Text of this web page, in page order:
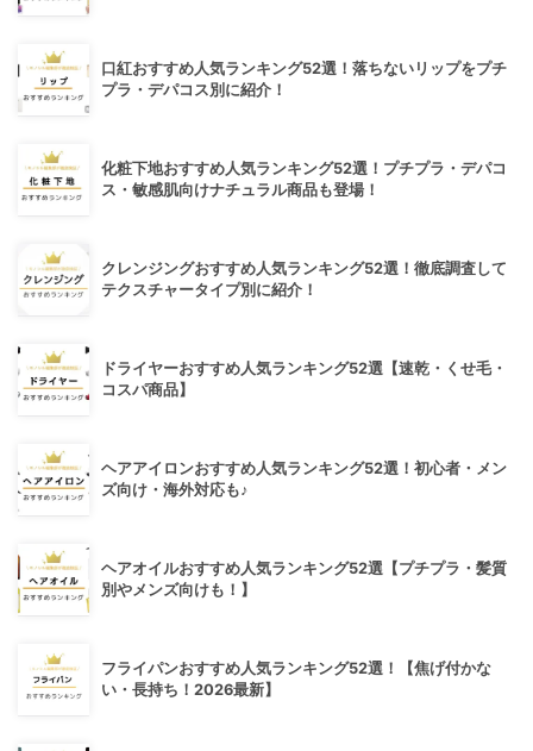
口紅おすすめ人気ランキング52選！落ちないリップをプチ
プラ・デパコス別に紹介！
化粧下地おすすめ人気ランキング52選！プチプラ・デパコ
ス・敏感肌向けナチュラル商品も登場！
クレンジングおすすめ人気ランキング52選！徹底調査して
テクスチャータイプ別に紹介！
ドライヤーおすすめ人気ランキング52選【速乾・くせ毛・
コスパ商品】
ヘアアイロンおすすめ人気ランキング52選！初心者・メン
ズ向け・海外対応も♪
ヘアオイルおすすめ人気ランキング52選【プチプラ・髪質
別やメンズ向けも！】
フライパンおすすめ人気ランキング52選！【焦げ付かな
い・長持ち！2026最新】